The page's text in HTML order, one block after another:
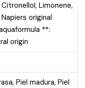
Limonene,
original
**:
origin
, Piel madura, Piel